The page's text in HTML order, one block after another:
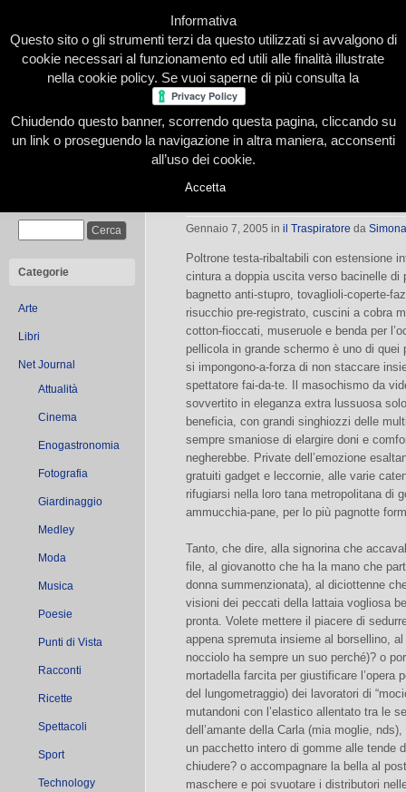
Home Presentazione Redazione Le nostre firme
Categorie
Arte
Libri
Net Journal
Attualità
Cinema
Enogastronomia
Fotografia
Giardinaggio
Medley
Moda
Musica
Poesie
Punti di Vista
Racconti
Ricette
Spettacoli
Sport
Technology
Costumi da multi-sale
Gennaio 7, 2005 in il Traspiratore da
Poltrone testa-ribaltabili con estensione
cintura a doppia uscita verso bacinelle di
bagnetto anti-stupro, tovaglioli-coperte-
risucchio pre-registrato, cuscini a cobra
cotton-fioccati, museruole e benda per
pellicola in grande schermo è uno di
si impongono-a-forza di non staccare
spettatore fai-da-te. Il masochismo da
sovvertito in eleganza extra lussuosa
beneficia, con grandi singhiozzi delle
sempre smaniose di elargire doni e
negherebbe. Private dell’emozione
gratuiti gadget e leccornie, alle varie
rifugiarsi nella loro tana metropolitana di
ammucchia-pane, per lo più pagnotte
Tanto, che dire, alla signorina che
file, al giovanotto che ha la mano che
donna summenzionata), al diciottenne
visioni dei peccati della lattaia vogliosa
pronta. Volete mettere il piacere di
appena spremuta insieme al borsellino,
nocciolo ha sempre un suo perché)? o
mortadella farcita per giustificare l’opera
del lungometraggio) dei lavoratori di
mutandoni con l’elastico allentato tra le
dell’amante della Carla (mia moglie,
un pacchetto intero di gomme alle tende
chiudere? o accompagnare la bella al
maschere e poi svuotare i distributori
Informativa
Questo sito o gli strumenti terzi da questo utilizzati si avvalgono di
cookie necessari al funzionamento ed utili alle finalità illustrate
nella cookie policy. Se vuoi saperne di più consulta la
Chiudendo questo banner, scorrendo questa pagina, cliccando su
un link o proseguendo la navigazione in altra maniera, acconsenti
all’uso dei cookie.
Accetta